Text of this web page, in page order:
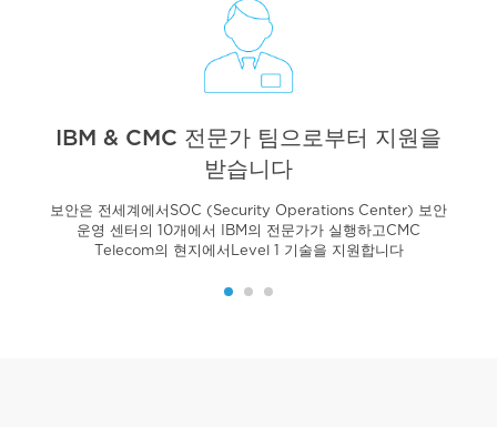
IBM & CMC 전문가 팀으로부터 지원을
받습니다
보안은 전세계에서SOC (Security Operations Center) 보안
운영 센터의 10개에서 IBM의 전문가가 실행하고CMC
Telecom의 현지에서Level 1 기술을 지원합니다